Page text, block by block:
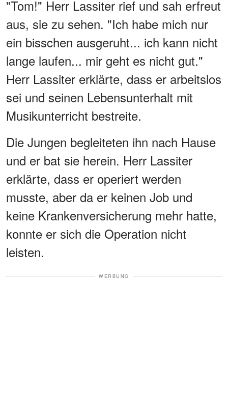
"Tom!" Herr Lassiter rief und sah erfreut
aus, sie zu sehen. "Ich habe mich nur
ein bisschen ausgeruht... ich kann nicht
lange laufen... mir geht es nicht gut."
Herr Lassiter erklärte, dass er arbeitslos
sei und seinen Lebensunterhalt mit
Musikunterricht bestreite.
Die Jungen begleiteten ihn nach Hause
und er bat sie herein. Herr Lassiter
erklärte, dass er operiert werden
musste, aber da er keinen Job und
keine Krankenversicherung mehr hatte,
konnte er sich die Operation nicht
leisten.
WERBUNG